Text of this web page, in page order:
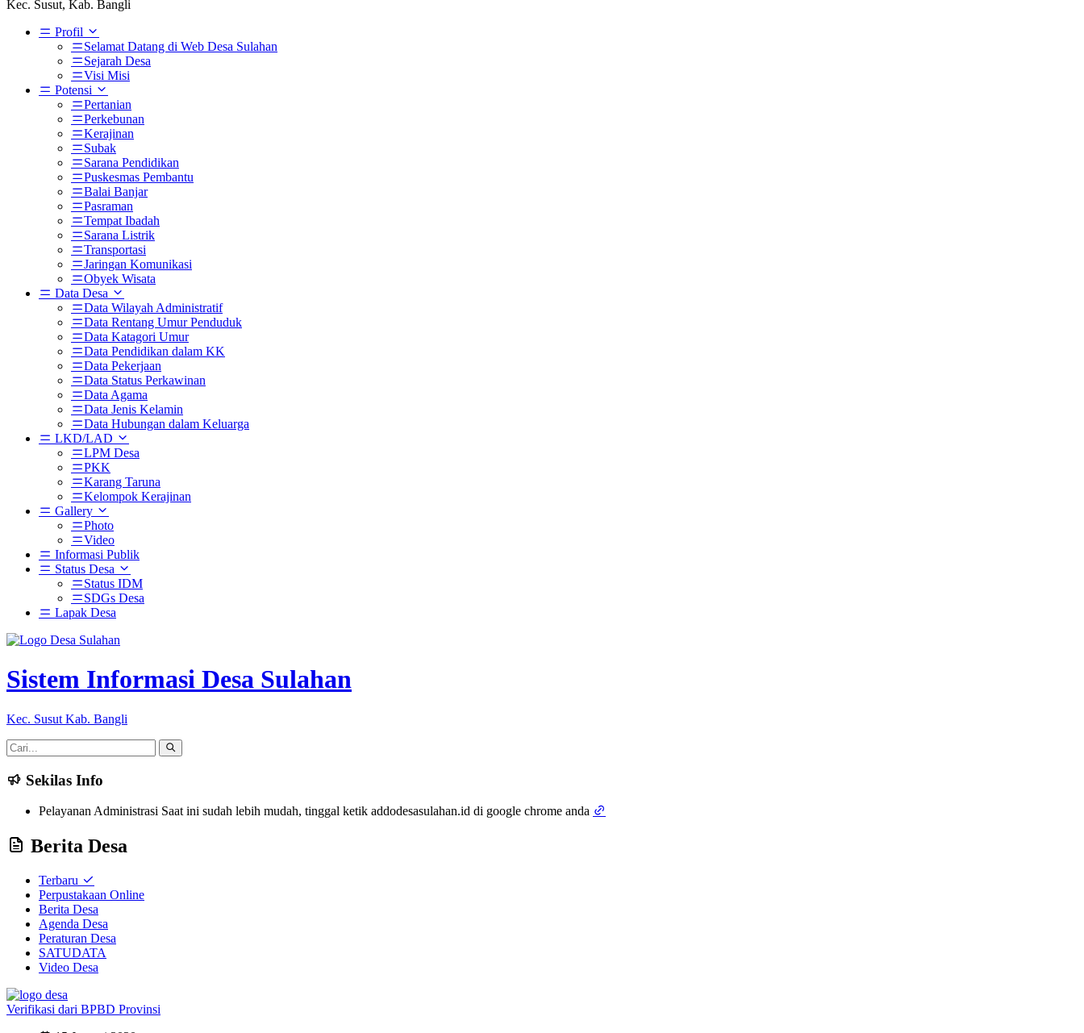
Kec. Susut, Kab. Bangli
Profil
Selamat Datang di Web Desa Sulahan
Sejarah Desa
Visi Misi
Potensi
Pertanian
Perkebunan
Kerajinan
Subak
Sarana Pendidikan
Puskesmas Pembantu
Balai Banjar
Pasraman
Tempat Ibadah
Sarana Listrik
Transportasi
Jaringan Komunikasi
Obyek Wisata
Data Desa
Data Wilayah Administratif
Data Rentang Umur Penduduk
Data Katagori Umur
Data Pendidikan dalam KK
Data Pekerjaan
Data Status Perkawinan
Data Agama
Data Jenis Kelamin
Data Hubungan dalam Keluarga
LKD/LAD
LPM Desa
PKK
Karang Taruna
Kelompok Kerajinan
Gallery
Photo
Video
Informasi Publik
Status Desa
Status IDM
SDGs Desa
Lapak Desa
Sistem Informasi Desa Sulahan
Kec. Susut Kab. Bangli
Sekilas Info
Pelayanan Administrasi Saat ini sudah lebih mudah, tinggal ketik addodesasulahan.id di google chrome anda
Berita Desa
Terbaru
Perpustakaan Online
Berita Desa
Agenda Desa
Peraturan Desa
SATUDATA
Video Desa
Verifikasi dari BPBD Provinsi